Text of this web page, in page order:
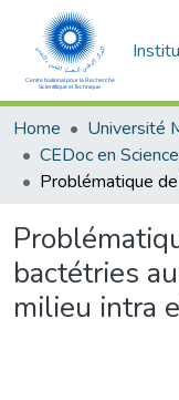
Home
bactétries
milieu intra